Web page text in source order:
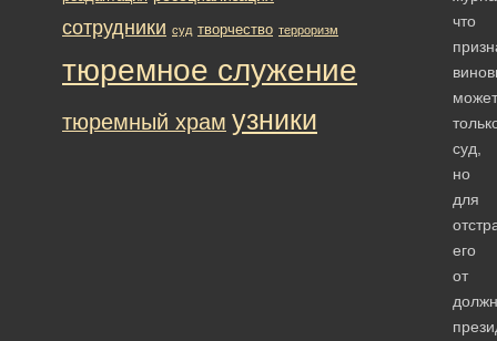
что
может
суд,
но
для
его
от
сотрудники суд творчество терроризм
тюремное служение
тюремный храм узники